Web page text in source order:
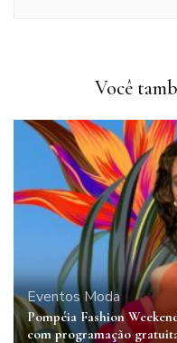
Você
Eventos Moda
Pompéia Fashion
com programação